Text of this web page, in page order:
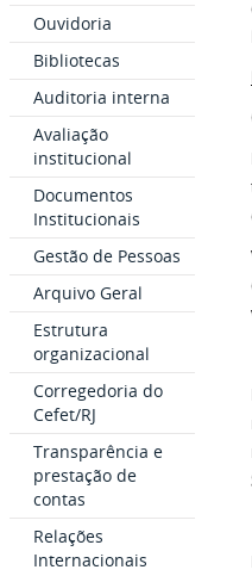
Ouvidoria
Bibliotecas
Auditoria interna
Avaliação
institucional
Documentos
Institucionais
Gestão de Pessoas
Arquivo Geral
Estrutura
organizacional
Corregedoria do
Cefet/RJ
Transparência e
prestação de
contas
Relações
Internacionais